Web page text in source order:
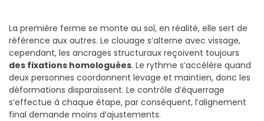
La première ferme se monte au sol, en réalité, elle sert de
référence aux autres. Le clouage s’alterne avec vissage,
cependant, les ancrages structuraux reçoivent toujours
des fixations homologuées. Le rythme s’accélère quand
deux personnes coordonnent levage et maintien, donc les
déformations disparaissent. Le contrôle d’équerrage
s’effectue à chaque étape, par conséquent, l’alignement
final demande moins d’ajustements.